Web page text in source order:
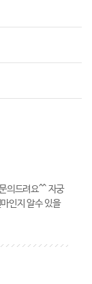
의드려요^^ 자궁
인지 알수 있을